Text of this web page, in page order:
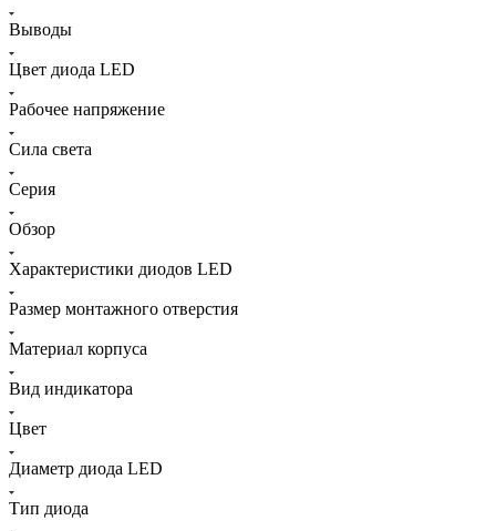
Выводы
Цвет диодa LED
Рабочее напряжение
Сила света
Серия
Обзор
Характеристики диодов LED
Размер монтажного отверстия
Материал корпуса
Вид индикатора
Цвет
Диаметр диода LED
Тип диода